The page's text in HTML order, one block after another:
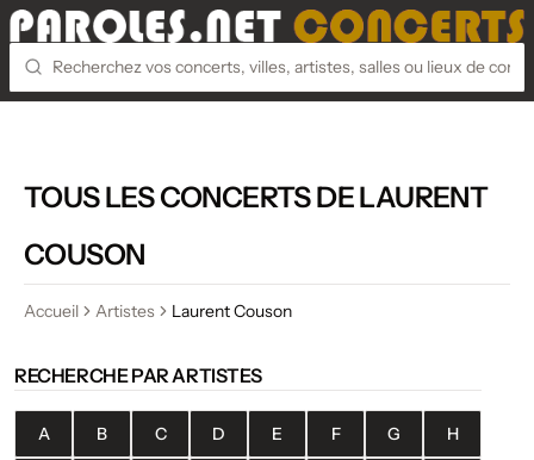
TOUS LES CONCERTS DE LAURENT
COUSON
Accueil Artistes Laurent Couson
RECHERCHE PAR ARTISTES
A B C D E F G H